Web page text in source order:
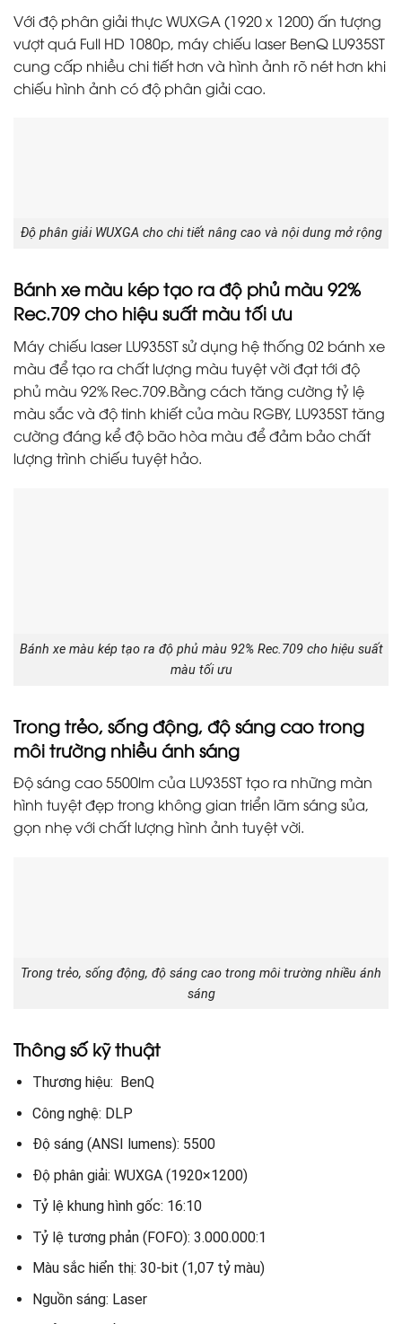
Với độ phân giải thực WUXGA (1920 x 1200) ấn tượng
vượt quá Full HD 1080p, máy chiếu laser BenQ LU935ST
cung cấp nhiều chi tiết hơn và hình ảnh rõ nét hơn khi
chiếu hình ảnh có độ phân giải cao.
Độ phân giải WUXGA cho chi tiết nâng cao và nội dung mở rộng
Bánh xe màu kép tạo ra độ phủ màu 92%
Rec.709 cho hiệu suất màu tối ưu
Máy chiếu laser LU935ST sử dụng hệ thống 02 bánh xe
màu để tạo ra chất lượng màu tuyệt vời đạt tới độ
phủ màu 92% Rec.709.Bằng cách tăng cường tỷ lệ
màu sắc và độ tinh khiết của màu RGBY, LU935ST tăng
cường đáng kể độ bão hòa màu để đảm bảo chất
lượng trình chiếu tuyệt hảo.
Bánh xe màu kép tạo ra độ phủ màu 92% Rec.709 cho hiệu suất
màu tối ưu
Trong trẻo, sống động, độ sáng cao trong
môi trường nhiều ánh sáng
Độ sáng cao 5500lm của LU935ST tạo ra những màn
hình tuyệt đẹp trong không gian triển lãm sáng sủa,
gọn nhẹ với chất lượng hình ảnh tuyệt vời.
Trong trẻo, sống động, độ sáng cao trong môi trường nhiều ánh
sáng
Thông số kỹ thuật
Thương hiệu: BenQ
Công nghệ: DLP
Độ sáng (ANSI lumens): 5500
Độ phân giải: WUXGA (1920×1200)
Tỷ lệ khung hình gốc: 16:10
Tỷ lệ tương phản (FOFO): 3.000.000:1
Màu sắc hiển thị: 30-bit (1,07 tỷ màu)
Nguồn sáng: Laser